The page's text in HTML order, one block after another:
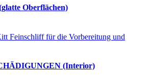
Oberflächen)
(Interior)